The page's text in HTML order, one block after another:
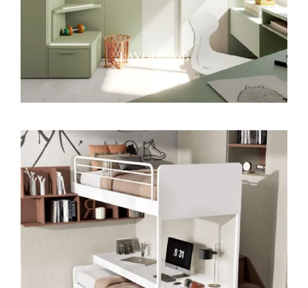
LAYOUT 10B